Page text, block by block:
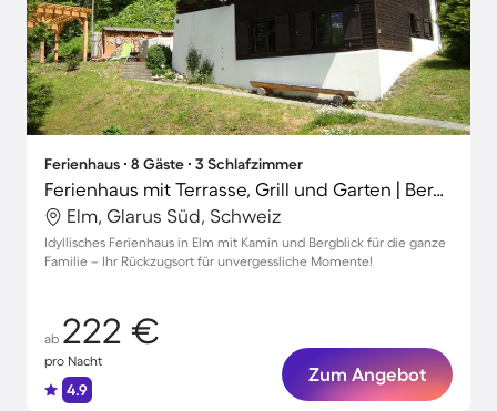
Ferienhaus ∙ 8 Gäste ∙ 3 Schlafzimmer
Ferienhaus mit Terrasse, Grill und Garten | Bergblick
Elm, Glarus Süd, Schweiz
Idyllisches Ferienhaus in Elm mit Kamin und Bergblick für die ganze
Familie – Ihr Rückzugsort für unvergessliche Momente!
ab 222 €
pro Nacht
4.9
Zum Angebot